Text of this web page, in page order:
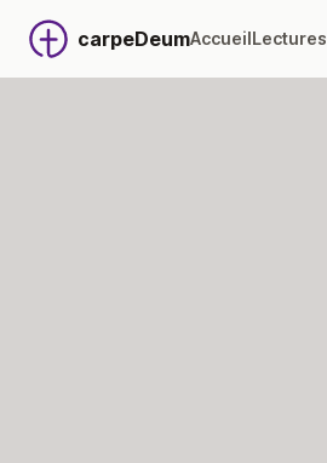
carpeDeumAccueilLectures